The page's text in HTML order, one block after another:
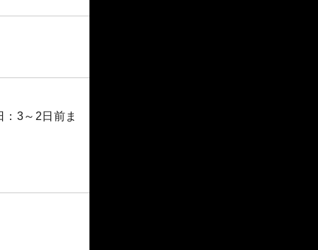
3～2日前ま